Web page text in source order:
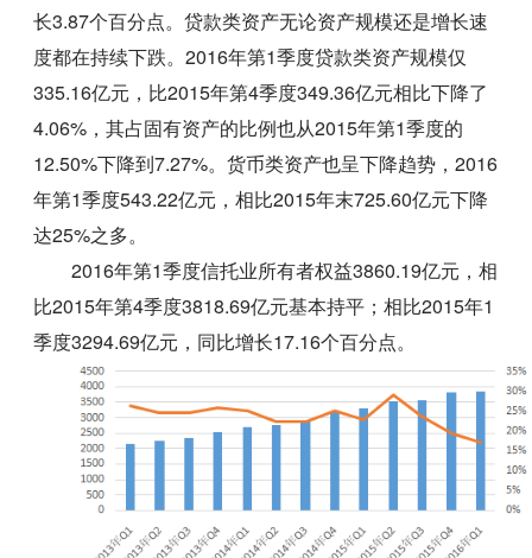
长3.87个百分点。贷款类资产无论资产规模还是增长速
度都在持续下跌。2016年第1季度贷款类资产规模仅
335.16亿元，比2015年第4季度349.36亿元相比下降了
4.06%，其占固有资产的比例也从2015年第1季度的
12.50%下降到7.27%。货币类资产也呈下降趋势，2016
年第1季度543.22亿元，相比2015年末725.60亿元下降
达25%之多。
2016年第1季度信托业所有者权益3860.19亿元，相
比2015年第4季度3818.69亿元基本持平；相比2015年1
季度3294.69亿元，同比增长17.16个百分点。